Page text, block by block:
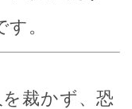
。
裁かず、恐